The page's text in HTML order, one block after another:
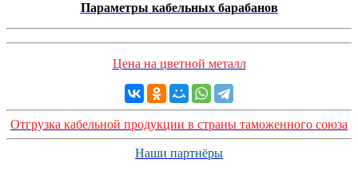
Параметры кабельных барабанов
Цена на цветной металл
Отгрузка кабельной продукции в страны таможенного союза
Наши партнёры